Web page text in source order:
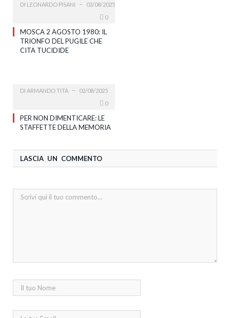
DI LEONARDO PISANI
02/08/2025
0
MOSCA 2 AGOSTO 1980: IL
TRIONFO DEL PUGILE CHE
CITA TUCIDIDE
DI ARMANDO TITA
02/08/2025
0
PER NON DIMENTICARE: LE
STAFFETTE DELLA MEMORIA
LASCIA UN COMMENTO